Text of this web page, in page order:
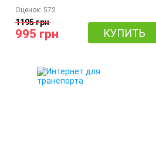
Оценок:572
1195 грн
995 грн КУПИТЬ